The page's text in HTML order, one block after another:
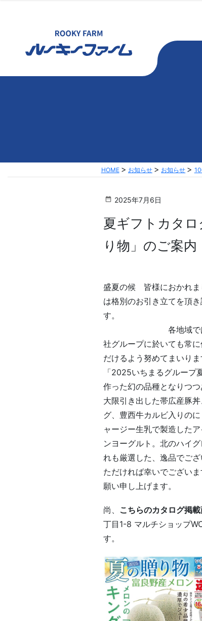
HOME お知らせ お知らせ
2025年7月6日
夏ギフトカタ
り物」のご案内
盛夏の候 皆様におかれま
は格別のお引き立てを頂
各地域では様々な
社グループに於いても常
だけるよう努めてまいり
「2025いちまるグループ
作った幻の品種となりつ
大限引き出した帯広産豚
グ、豊西牛カルビ入りの
ャージー生乳で製造した
ンヨーグルト。北のハイ
れも厳選した、逸品でご
ただければ幸いでござい
願い申し上げます。
尚、 こちらのカタログ掲
丁目1-8 マルチショップ
す。